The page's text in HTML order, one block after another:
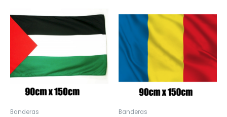
Banderas Banderas